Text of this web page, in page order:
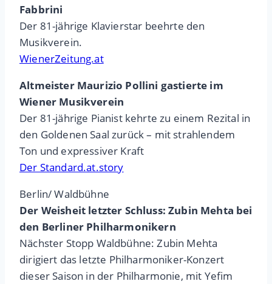
Fabbrini
Der 81-jährige Klavierstar beehrte den
Musikverein.
WienerZeitung.at
Altmeister Maurizio Pollini gastierte im
Wiener Musikverein
Der 81-jährige Pianist kehrte zu einem Rezital in
den Goldenen Saal zurück – mit strahlendem
Ton und expressiver Kraft
Der Standard.at.story
Berlin/ Waldbühne
Der Weisheit letzter Schluss: Zubin Mehta bei
den Berliner Philharmonikern
Nächster Stopp Waldbühne: Zubin Mehta
dirigiert das letzte Philharmoniker-Konzert
dieser Saison in der Philharmonie, mit Yefim